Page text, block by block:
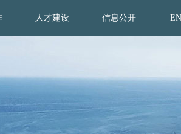
人才建设 信息公开 EN